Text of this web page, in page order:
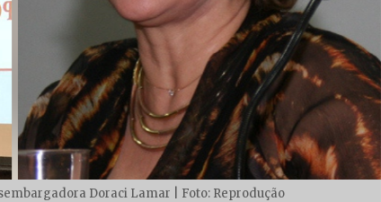
Doraci Lamar | Foto: Reprodução